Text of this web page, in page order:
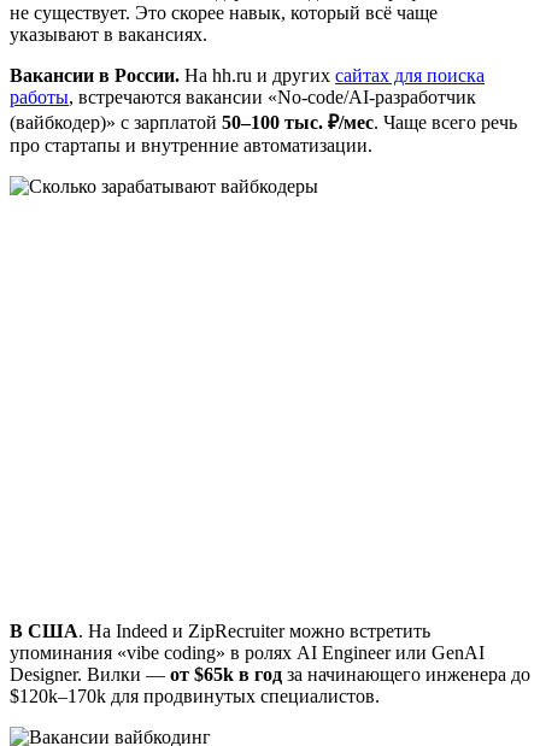
не существует. Это скорее навык, который всё чаще
указывают в вакансиях.
Вакансии в России. На hh.ru и других сайтах для поиска
работы, встречаются вакансии «No-code/AI-разработчик
(вайбкодер)» с зарплатой 50–100 тыс. ₽/мес. Чаще всего речь
про стартапы и внутренние автоматизации.
В США. На Indeed и ZipRecruiter можно встретить
упоминания «vibe coding» в ролях AI Engineer или GenAI
Designer. Вилки — от $65k в год за начинающего инженера до
$120k–170k для продвинутых специалистов.